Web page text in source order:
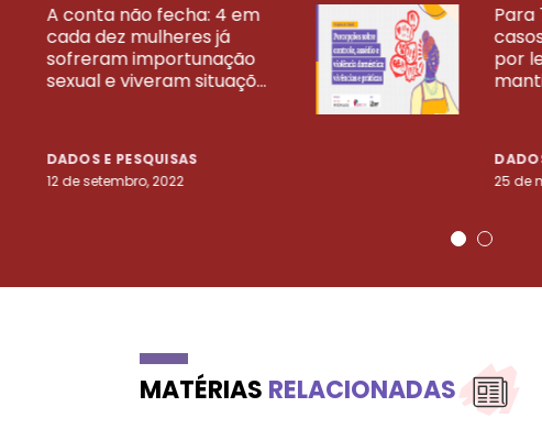
A conta não fecha: 4 em
cada dez mulheres já
sofreram importunação
sexual e viveram situaçõ...
DADOS E PESQUISAS
12 de setembro, 2022
Para
por
25 de
VEJA MAIS PESQUISAS
MATÉRIAS RELACIONADAS